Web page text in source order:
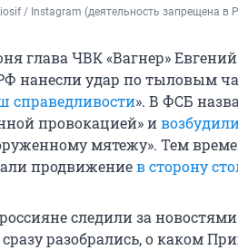
/ Instagram (деятельность запрещена в
глава ЧВК «Вагнер»
нанесли удар по тыловым
справедливости». В ФСБ
провокацией» и
мятежу». Тем
продвижениев сторону
следили за
сразу разобрались, о каком